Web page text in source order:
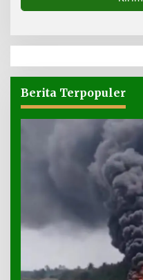
Berita Terpopuler